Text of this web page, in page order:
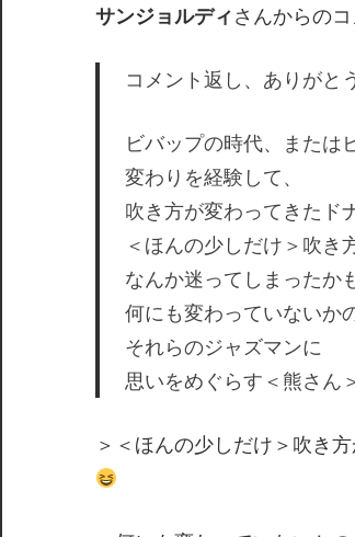
サンジョルディさんからのコ
コメント返し、ありがと
ビバップの時代、または
変わりを経験して、
吹き方が変わってきたド
＜ほんの少しだけ＞吹き
なんか迷ってしまったか
何にも変わっていないか
それらのジャズマンに
思いをめぐらす＜熊さん
＞＜ほんの少しだけ＞吹き